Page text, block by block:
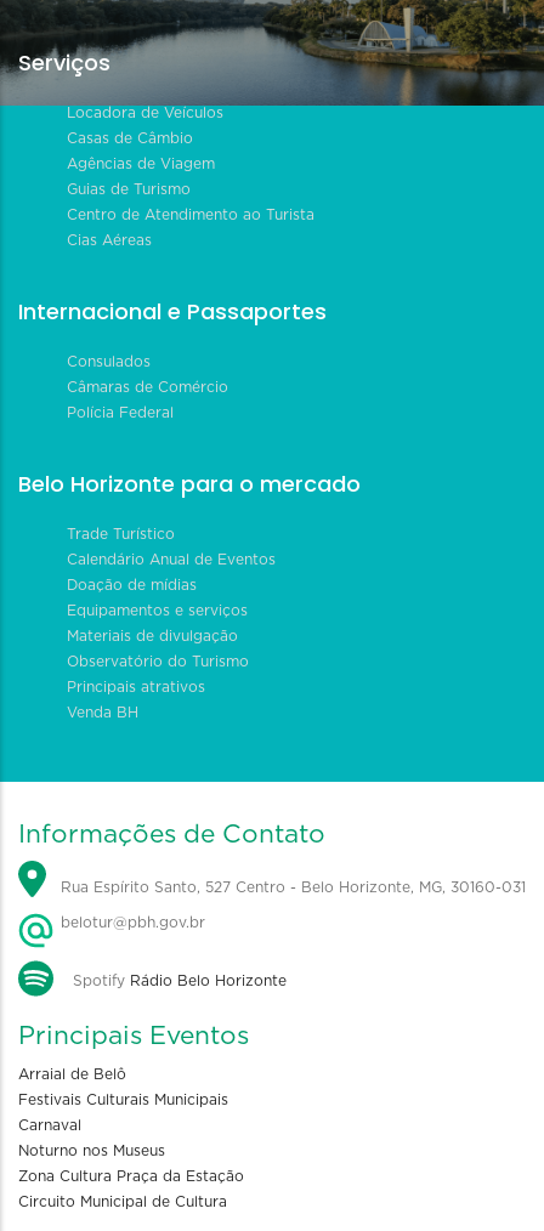
Serviços
Locadora de Veículos
Casas de Câmbio
Agências de Viagem
Guias de Turismo
Centro de Atendimento ao Turista
Cias Aéreas
Internacional e Passaportes
Consulados
Câmaras de Comércio
Polícia Federal
Belo Horizonte para o mercado
Trade Turístico
Calendário Anual de Eventos
Doação de mídias
Equipamentos e serviços
Materiais de divulgação
Observatório do Turismo
Principais atrativos
Venda BH
Informações de Contato
Rua Espírito Santo, 527 Centro - Belo Horizonte, MG, 30160-031
belotur@pbh.gov.br
Spotify Rádio Belo Horizonte
Principais Eventos
Arraial de Belô
Festivais Culturais Municipais
Carnaval
Noturno nos Museus
Zona Cultura Praça da Estação
Circuito Municipal de Cultura